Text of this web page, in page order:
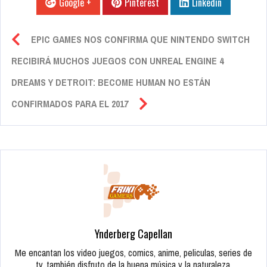
EPIC GAMES NOS CONFIRMA QUE NINTENDO SWITCH
RECIBIRÁ MUCHOS JUEGOS CON UNREAL ENGINE 4
DREAMS Y DETROIT: BECOME HUMAN NO ESTÁN
CONFIRMADOS PARA EL 2017
Ynderberg Capellan
Me encantan los video juegos, comics, anime, peliculas, series de